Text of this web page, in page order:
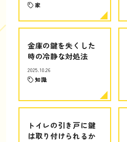
家
金庫の鍵を失くした
時の冷静な対処法
2025.10.26
知識
トイレの引き戸に鍵
は取り付けられるか